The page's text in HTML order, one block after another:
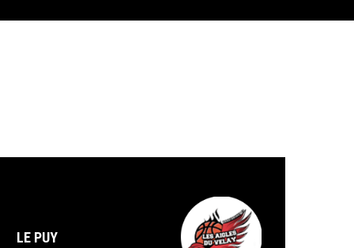
LE PUY